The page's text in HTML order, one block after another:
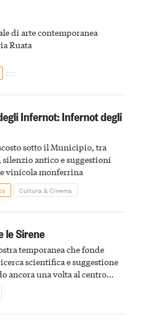
di arte contemporanea
Ruata
Infernot: Infernot degli
sotto il Municipio, tra
antico e suggestioni
vinicola monferrina
Cultura & Cinema
le Sirene
temporanea che fonde
scientifica e suggestione
ancora una volta al centro
del passato astigiano